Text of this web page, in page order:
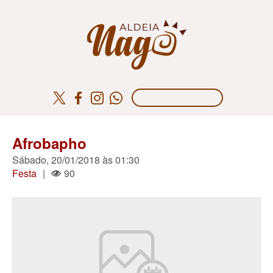
Afrobapho
Sábado, 20/01/2018 às 01:30
Festa | 90